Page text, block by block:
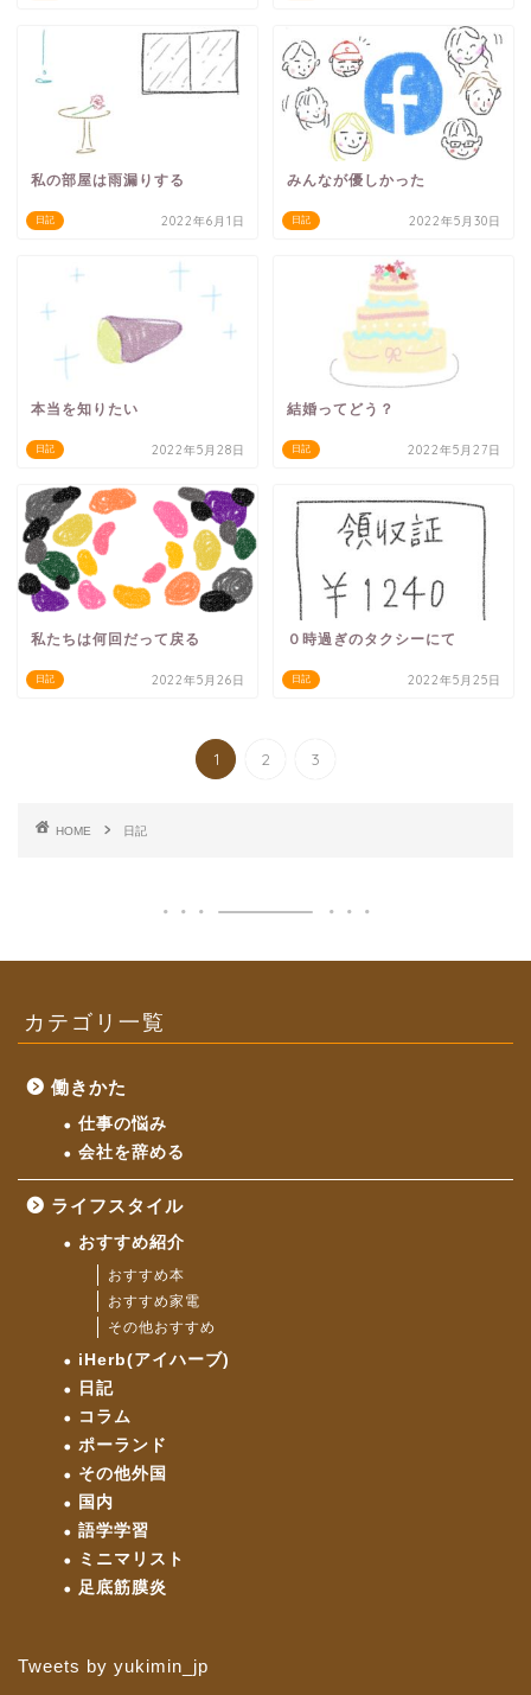
日記
私の部屋は雨漏りする
2022年6月1日 日記
みんなが優しかった
2022年5月30日
日記
本当を知りたい
2022年5月28日 日記
結婚ってどう？
2022年5月27日
日記
私たちは何回だって戻る
2022年5月26日 日記
０時過ぎのタクシーにて
2022年5月25日
1 2 3
HOME 日記
カテゴリ一覧
働きかた
仕事の悩み
会社を辞める
ライフスタイル
おすすめ紹介
おすすめ本
おすすめ家電
その他おすすめ
iHerb(アイハーブ)
日記
コラム
ポーランド
その他外国
国内
語学学習
ミニマリスト
足底筋膜炎
Tweets by yukimin_jp